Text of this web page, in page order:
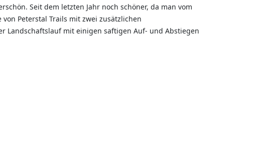
Seit dem letzten Jahr noch schöner, da man vom
Peterstal Trails mit zwei zusätzlichen
Landschaftslauf mit einigen saftigen Auf- und Abstiegen